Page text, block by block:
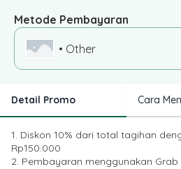
Metode Pembayaran
• Other
Detail Promo Cara
1. Diskon 10% dari total tagihan
Rp150.000
2. Pembayaran menggunakan Grab